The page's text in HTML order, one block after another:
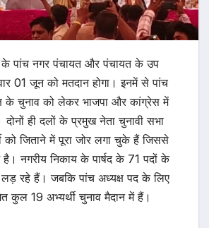
के पांच नगर पंचायत और पंचायत के उप
01 जून को मतदान होगा। इनमें से पांच
के चुनाव को लेकर भाजपा और कांग्रेस में
ही दलों के प्रमुख नेता चुनावी सभा
को जिताने में पूरा जोर लगा चुके हैं जिससे
है। नगरीय निकाय के पार्षद के 71 पदों के
लड़ रहे हैं। जबकि पांच अध्यक्ष पद के लिए
कुल 19 अभ्यर्थी चुनाव मैदान में हैं।